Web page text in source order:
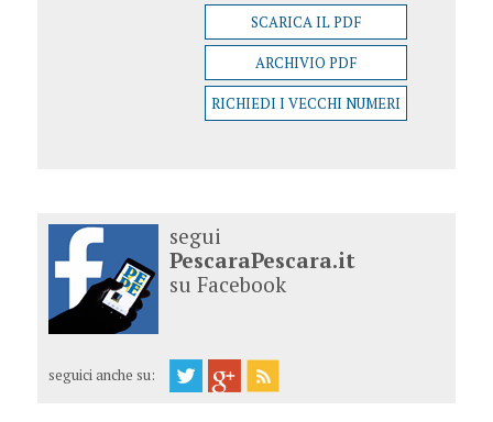
SCARICA IL PDF
ARCHIVIO PDF
RICHIEDI I VECCHI NUMERI
segui
PescaraPescara.it
su Facebook
seguici anche su: